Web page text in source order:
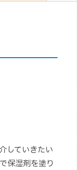
していきたい
保湿剤を塗り